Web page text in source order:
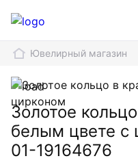
Ювелирный магазин
Золотое
белым цвете с
01-19164676